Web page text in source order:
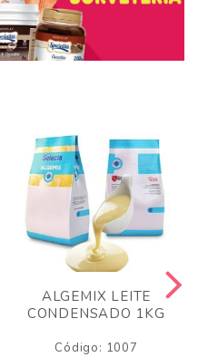
ALGEMIX LEITE
CONDENSADO 1KG
Código: 1007